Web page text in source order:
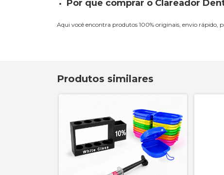
Por que comprar o Clareador
Aqui você encontra produtos 100% originais, envio rápido,
Produtos similares